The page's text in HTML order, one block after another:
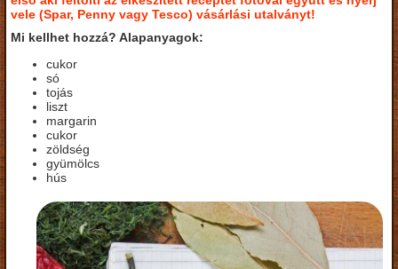
vele (Spar, Penny vagy Tesco) vásárlási utalványt!
Mi kellhet hozzá? Alapanyagok:
cukor
só
tojás
liszt
margarin
cukor
zöldség
gyümölcs
hús